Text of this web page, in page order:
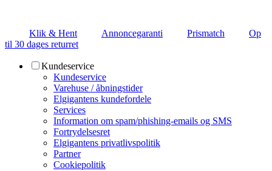
Klik & Hent Annoncegaranti Prismatch
Op
til 30 dages returret
Kundeservice
Kundeservice
Varehuse / åbningstider
Elgigantens kundefordele
Services
Information om spam/phishing-emails og SMS
Fortrydelsesret
Elgigantens privatlivspolitik
Partner
Cookiepolitik